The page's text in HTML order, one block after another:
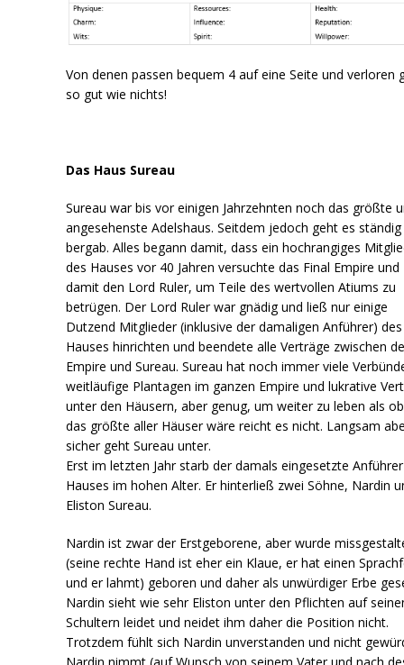
Von denen passen bequem 4 auf eine Seite und verloren
so gut wie nichts!
Das Haus Sureau
Sureau war bis vor einigen Jahrzehnten noch das größte
angesehenste Adelshaus. Seitdem jedoch geht es ständig
bergab. Alles begann damit, dass ein hochrangiges
des Hauses vor 40 Jahren versuchte das Final Empire und
damit den Lord Ruler, um Teile des wertvollen Atiums zu
betrügen. Der Lord Ruler war gnädig und ließ nur einige
Dutzend Mitglieder (inklusive der damaligen Anführer) des
Hauses hinrichten und beendete alle Verträge zwischen
Empire und Sureau. Sureau hat noch immer viele
weitläufige Plantagen im ganzen Empire und lukrative
unter den Häusern, aber genug, um weiter zu leben als
das größte aller Häuser wäre reicht es nicht. Langsam
sicher geht Sureau unter.
Erst im letzten Jahr starb der damals eingesetzte
Hauses im hohen Alter. Er hinterließ zwei Söhne, Nardin
Eliston Sureau.
Nardin ist zwar der Erstgeborene, aber wurde
(seine rechte Hand ist eher ein Klaue, er hat einen
und er lahmt) geboren und daher als unwürdiger Erbe
Nardin sieht wie sehr Eliston unter den Pflichten auf
Schultern leidet und neidet ihm daher die Position nicht.
Trotzdem fühlt sich Nardin unverstanden und nicht